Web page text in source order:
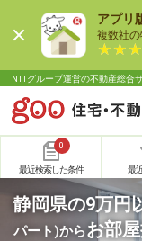
アプリ
複数社の
NTTグループ運営の不動産総合
0
最近検索した条件 最
静岡県の9万円
パート)からお部